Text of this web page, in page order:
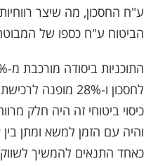
ע"ח החסכון, מה שיצר
הביטוח ע"ח כספו של
לחסכון ו-28%
כיסוי ביטוחי זה היה חלק
והיה עם הזמן למשא ומתן
כאחד התנאים להמשיך לשווק